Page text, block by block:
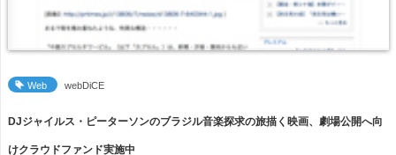
Web webDiCE
DJジャイルス・ピーターソンのブラジル音楽探求の旅描く映画、劇場公開へ向
けクラウドファンド実施中